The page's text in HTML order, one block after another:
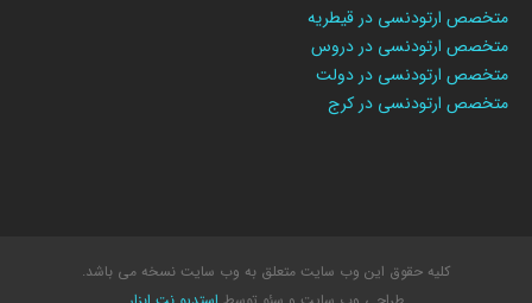
متخصص ارتودنسی در قیطریه
متخصص ارتودنسی در دروس
متخصص ارتودنسی در دولت
متخصص ارتودنسی در کرج
کلیه حقوق این وب سایت متعلق به وب سایت نسخه می باشد.